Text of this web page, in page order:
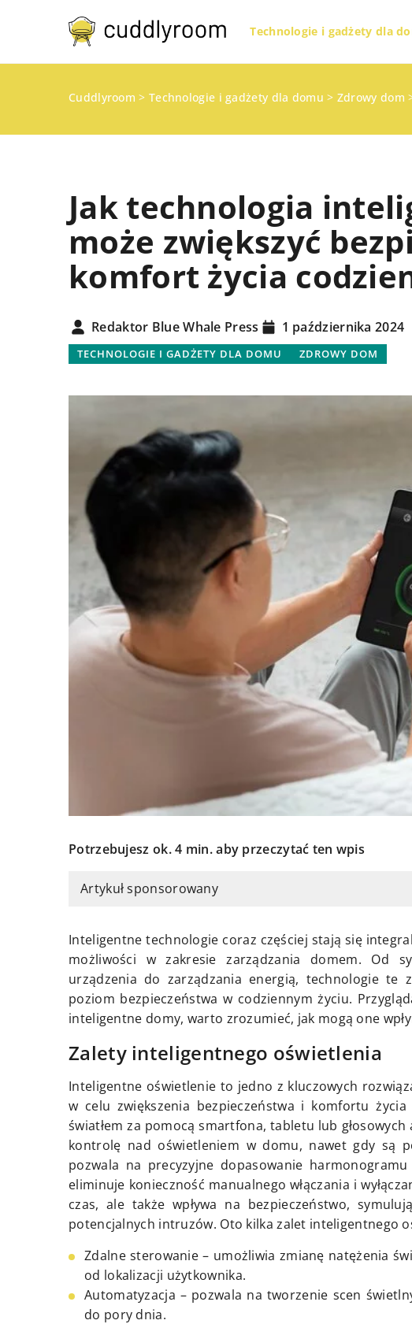
Technologie i gadżety dla
Cuddlyroom > Technologie i gadżety dla domu > Zdrowy dom
Jak technologia
może zwiększyć
komfort życia
Redaktor Blue Whale Press 1 października 2024
TECHNOLOGIE I GADŻETY DLA DOMU ZDROWY DOM
Potrzebujesz ok. 4 min. aby przeczytać ten wpis
Artykuł sponsorowany
Inteligentne technologie coraz częściej stają się
możliwości w zakresie zarządzania domem. Od
urządzenia do zarządzania energią, technologie te
poziom bezpieczeństwa w codziennym życiu.
inteligentne domy, warto zrozumieć, jak mogą one
Zalety inteligentnego oświetlenia
Inteligentne oświetlenie to jedno z kluczowych
w celu zwiększenia bezpieczeństwa i komfortu
światłem za pomocą smartfona, tabletu lub
kontrolę nad oświetleniem w domu, nawet gdy są
pozwala na precyzyjne dopasowanie
eliminuje konieczność manualnego włączania i
czas, ale także wpływa na bezpieczeństwo,
potencjalnych intruzów. Oto kilka zalet inteligentnego
Zdalne sterowanie – umożliwia zmianę natężenia
od lokalizacji użytkownika.
Automatyzacja – pozwala na tworzenie scen
do pory dnia.
INNE
17 stycznia 2025
Jak Design Lad Sklepowych
na Doświadczenie Klienta w
Zastanawiasz się, jak układ
wpływa na zakupy klientów?
się, jak design lad sklepowych
zwiększyć satysfakcję klientów
zoptymalizować sprzedaż.